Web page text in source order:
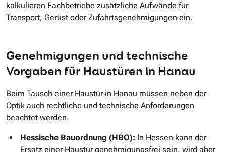
kalkulieren Fachbetriebe zusätzliche Aufwände für
Transport, Gerüst oder Zufahrtsgenehmigungen ein.
Genehmigungen und technische
Vorgaben für Haustüren in Hanau
Beim Tausch einer Haustür in Hanau müssen neben der
Optik auch rechtliche und technische Anforderungen
beachtet werden.
Hessische Bauordnung (HBO): In Hessen kann der
Ersatz einer Haustür genehmigungsfrei sein, wird aber